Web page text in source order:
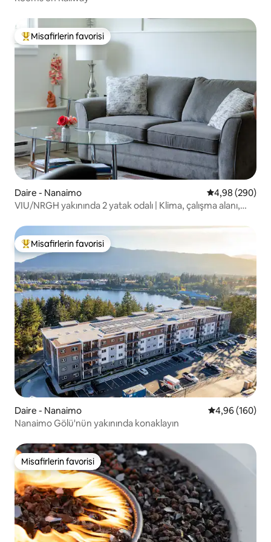
Misafirlerin favorilerinden en beğenilenler arasında
Misafirlerin favorisi
Daire - Nanaimo 5 üzerinden
4,98 (290)
VIU/NRGH yakınında 2 yatak odalı | Klima, çalışma alanı,
Misafirlerin favorilerinden en beğenilenler arasında
Misafirlerin favorisi
Daire - Nanaimo 5 üzerinden
4,96 (160)
Nanaimo Gölü'nün yakınında konaklayın
Misafirlerin favorisi
Misafirlerin favorisi